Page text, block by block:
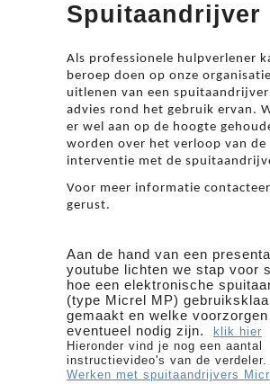
Spuitaandrijver
Als professionele hulpverlener
beroep doen op onze
uitlenen van een
advies rond het gebruik ervan.
er wel aan op de hoogte
worden over het verloop van de
interventie met de
Voor meer informatie
gerust.
Aan de hand van een
youtube lichten we stap voor
hoe een elektronische
(type Micrel MP)
gemaakt en welke
eventueel nodig zijn.
klik hier
Hieronder vind je nog een aantal
instructievideo's van de verdeler.
Werken met spuitaandrijvers